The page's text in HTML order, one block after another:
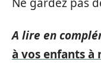
A lire en
à vos enfants à